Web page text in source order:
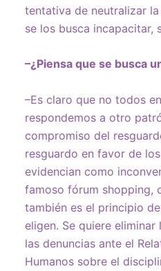
tentativa de neutralizar
se los busca incapacitar,
–¿Piensa que se busca
–Es claro que no todos
respondemos a otro
compromiso del
resguardo en favor de
evidencian como
famoso fórum shopping,
también es el principio
eligen. Se quiere
las denuncias ante el
Humanos sobre el